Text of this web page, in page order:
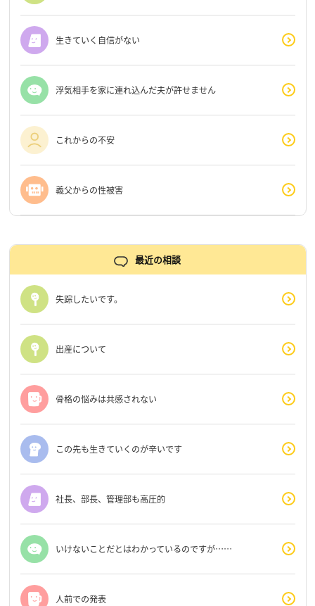
生きていく自信がない
浮気相手を家に連れ込んだ夫が許せません
これからの不安
義父からの性被害
最近の相談
失踪したいです。
出産について
骨格の悩みは共感されない
この先も生きていくのが辛いです
社長、部長、管理部も高圧的
いけないことだとはわかっているのですが……
人前での発表